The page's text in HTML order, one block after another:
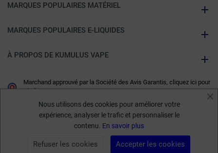
MARQUES POPULAIRES MATÉRIEL
MARQUES POPULAIRES E-LIQUIDES
À PROPOS DE KUMULUS VAPE
Marchand approuvé par la Société des Avis Garantis, cliquez ici pour
vérifier.
Nous utilisons des cookies pour améliorer votre
expérience, analyser le trafic et personnaliser le
contenu. En savoir plus
Accepter les cookies
Refuser les cookies